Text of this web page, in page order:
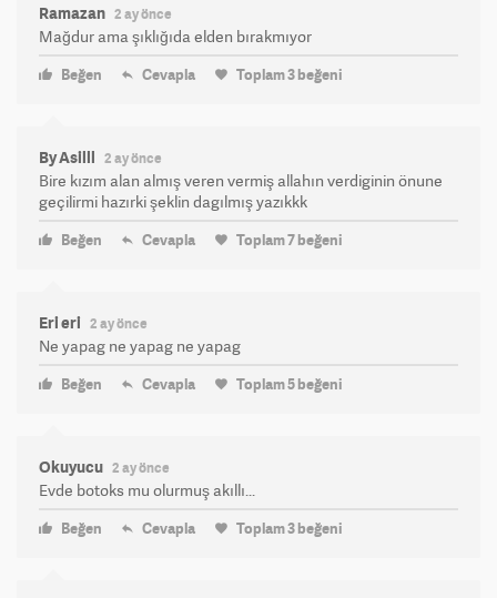
Ramazan 2 ay önce
Mağdur ama şıklığıda elden bırakmıyor
Beğen Cevapla Toplam3beğeni
By Asilll 2 ay önce
Bire kızım alan almış veren vermiş allahın verdiginin önune
geçilirmi hazırki şeklin dagılmış yazıkkk
Beğen Cevapla Toplam7beğeni
Eri eri 2 ay önce
Ne yapag ne yapag ne yapag
Beğen Cevapla Toplam5beğeni
Okuyucu 2 ay önce
Evde botoks mu olurmuş akıllı...
Beğen Cevapla Toplam3beğeni